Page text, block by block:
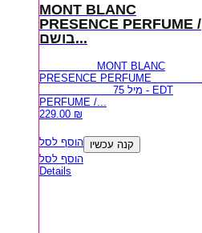
MONT BLANC
PRESENCE PERFUME /
בושם...
MONT BLANC
PRESENCE PERFUME
75 מיל - EDT
PERFUME /...
229.00 ₪
הוסף לסל קנה עכשיו
הוסף לסל
Details